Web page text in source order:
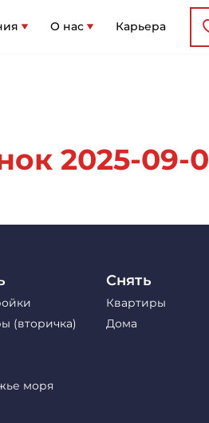
О нас Карьера
2025-09-
(вторичка)
моря
Снять
Квартиры
Дома